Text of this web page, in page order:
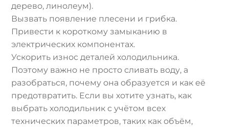
дерево, линолеум).
Вызвать появление плесени и грибка.
Привести к короткому замыканию в
электрических компонентах.
Ускорить износ деталей холодильника.
Поэтому важно не просто сливать воду, а
разобраться, почему она образуется и как её
предотвратить. Если вы хотите узнать, как
выбрать холодильник с учётом всех
технических параметров, таких как объём,